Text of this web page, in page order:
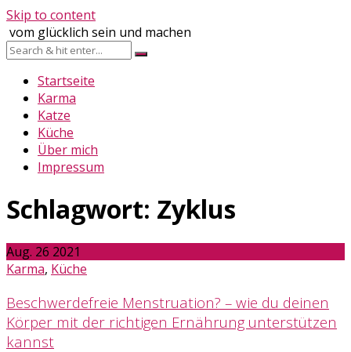
Skip to content
vom glücklich sein und machen
Startseite
Karma
Katze
Küche
Über mich
Impressum
Schlagwort: Zyklus
Aug. 26 2021
Karma, Küche
Beschwerdefreie Menstruation? – wie du deinen
Körper mit der richtigen Ernährung unterstützen
kannst